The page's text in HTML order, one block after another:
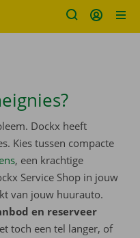
Dockx heeft
Kies tussen compacte
, een krachtige
Service Shop in jouw
van jouw huurauto.
en reserveer
toch een tel langer, of